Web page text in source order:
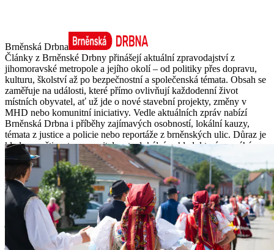
Brněnská Drbna
Články z Brněnské Drbny přinášejí aktuální zpravodajství z
jihomoravské metropole a jejího okolí – od politiky přes dopravu,
kulturu, školství až po bezpečnostní a společenská témata. Obsah se
zaměřuje na události, které přímo ovlivňují každodenní život
místních obyvatel, ať už jde o nové stavební projekty, změny v
MHD nebo komunitní iniciativy. Vedle aktuálních zpráv nabízí
Brněnská Drbna i příběhy zajímavých osobností, lokální kauzy,
témata z justice a policie nebo reportáže z brněnských ulic. Důraz je
kladen na čtivost, srozumitelnost a lokální pohled, který pomáhá
čtenářům rychle se zorientovat v tom, co se děje kolem nich. Obsah
ocení nejen obyvatelé Brna, ale i ti, kteří město sledují na dálku – ať
už z profesního zájmu, regionální příslušnosti nebo prosté
zvědavosti. Nechybí ani zábavnější témata, ankety, fotogalerie či
komentáře, které dávají zpravodajství osobnější tón. Brněnská
Drbna kombinuje regionální zaměření s dynamickým stylem, který
je blízký čtenářům z různých generací. Nabízí informace, které jsou
nejen aktuální, ale především relevantní pro každodenní život v
jednom z nejživějších českých měst.